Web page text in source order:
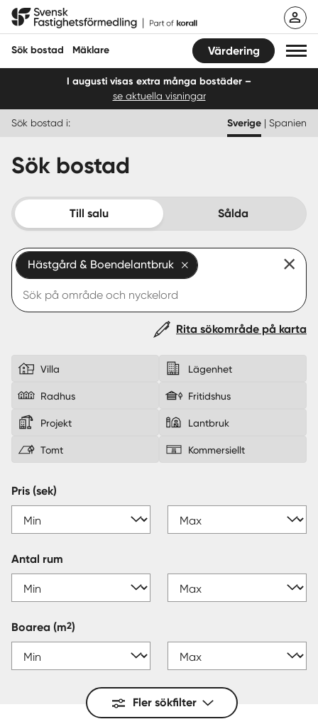
Hoppa
Svensk Fastighetsförmedling
Sök bostad Mäklare Värdering
Sälja
Köpa
Start
Logga in
I augusti visas extra många bostäder –
se aktuella visningar
Sök bostad i: Sverige | Spanien
Sök bostad
Till salu Sålda
Hästgård & Boendelantbruk
Rita sökområde på karta
Villa Lägenhet
Radhus Fritidshus
Projekt Lantbruk
Tomt Kommersiellt
Pris (sek)
Antal rum
Boarea (m2)
Fler sökfilter